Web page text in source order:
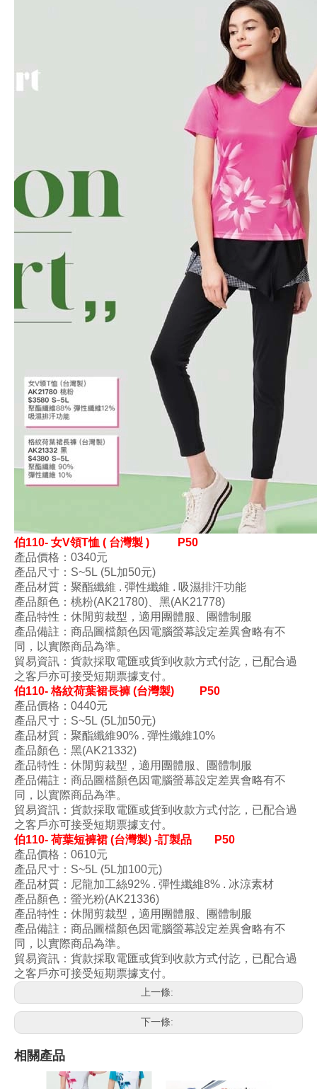
伯110- 女V領T恤 ( 台灣製 )
P50
產品價格：0340元
產品尺寸 ：S~5L (5L加50元)
產品材質 ： 聚酯纖維 . 彈性纖維 . 吸濕排汗功能
產品顏色 ：桃粉(AK21780) 黑(AK21778)
產品特性 ： 休閒剪裁型 ， 適用團體服、團體制服
產品備註：商品圖檔顏色因電腦螢幕設定差異會略有不
同，以實際商品為準。
貿易資訊：貨款採取電匯或貨到收款方式付訖，已配合過
之客戶亦可接受短期票據支付。
伯110- 格紋荷葉裙長褲 (台灣製)
P50
產品價格：0440元
產品尺寸 ：S~5L (5L加50元)
產品材質 ： 聚酯纖維90% . 彈性纖維10%
產品顏色 ：黑(AK21332)
產品特性 ： 休閒剪裁型 ， 適用團體服、團體制服
產品備註：商品圖檔顏色因電腦螢幕設定差異會略有不
同，以實際商品為準。
貿易資訊：貨款採取電匯或貨到收款方式付訖，已配合過
之客戶亦可接受短期票據支付。
伯110- 荷葉短褲裙 (台灣製) -訂製品
P50
產品價格：0610元
產品尺寸 ：S~5L (5L加100元)
產品材質 ：尼龍加工絲92% . 彈性纖維8% . 冰涼素材
產品顏色 ：螢光粉(AK21336)
產品特性 ： 休閒剪裁型 ， 適用團體服、團體制服
產品備註：商品圖檔顏色因電腦螢幕設定差異會略有不
同，以實際商品為準。
貿易資訊：貨款採取電匯或貨到收款方式付訖，已配合過
之客戶亦可接受短期票據支付。
上一條:
下一條:
相關產品